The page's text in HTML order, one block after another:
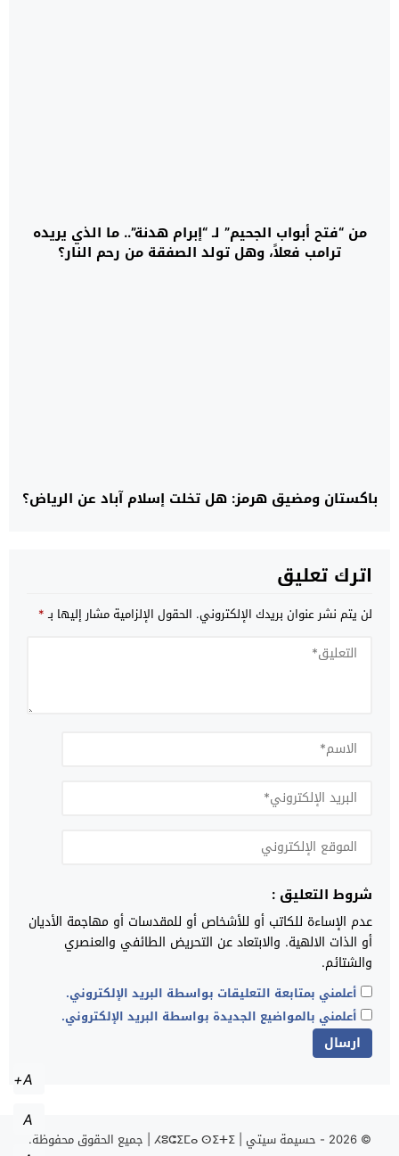
من “فتح أبواب الجحيم” لـ “إبرام هدنة”.. ما الذي يريده
ترامب فعلاً، وهل تولد الصفقة من رحم النار؟
باكستان ومضيق هرمز: هل تخلت إسلام آباد عن الرياض؟
اترك تعليق
لن يتم نشر عنوان بريدك الإلكتروني. الحقول الإلزامية مشار إليها بـ*
شروط التعليق :
عدم الإساءة للكاتب أو للأشخاص أو للمقدسات أو مهاجمة الأديان
أو الذات الالهية. والابتعاد عن التحريض الطائفي والعنصري
والشتائم.
أعلمني بمتابعة التعليقات بواسطة البريد الإلكتروني.
أعلمني بالمواضيع الجديدة بواسطة البريد الإلكتروني.
© 2026 -
حسيمة سيتي | ⵃⵓⵛⵉⵎⴰ ⵙⵉⵜⵉ | جميع الحقوق محفوظة.
A+
A